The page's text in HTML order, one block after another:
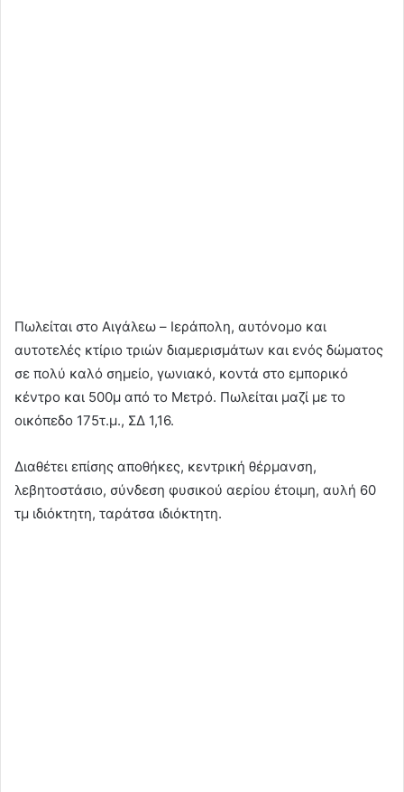
Πωλείται στο Αιγάλεω – Ιεράπολη, αυτόνομο και
αυτοτελές κτίριο τριών διαμερισμάτων και ενός δώματος
σε πολύ καλό σημείο, γωνιακό, κοντά στο εμπορικό
κέντρο και 500μ από το Μετρό. Πωλείται μαζί με το
οικόπεδο 175τ.μ., ΣΔ 1,16.
Διαθέτει επίσης αποθήκες, κεντρική θέρμανση,
λεβητοστάσιο, σύνδεση φυσικού αερίου έτοιμη, αυλή 60
τμ ιδιόκτητη, ταράτσα ιδιόκτητη.